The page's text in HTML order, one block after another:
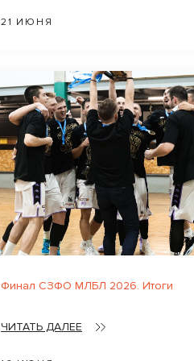
21 ИЮНЯ
Финал СЗФО МЛБЛ 2026. Итоги
ЧИТАТЬ ДАЛЕЕ